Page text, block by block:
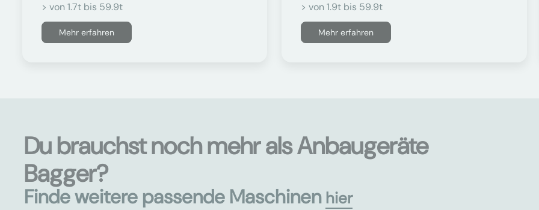
> von 1.7t bis 59.9t
Mehr erfahren
> von 1.9t bis 59.9t
Mehr erfahren
Du brauchst noch mehr als Anbaugeräte
Bagger?
Finde weitere passende Maschinen hier